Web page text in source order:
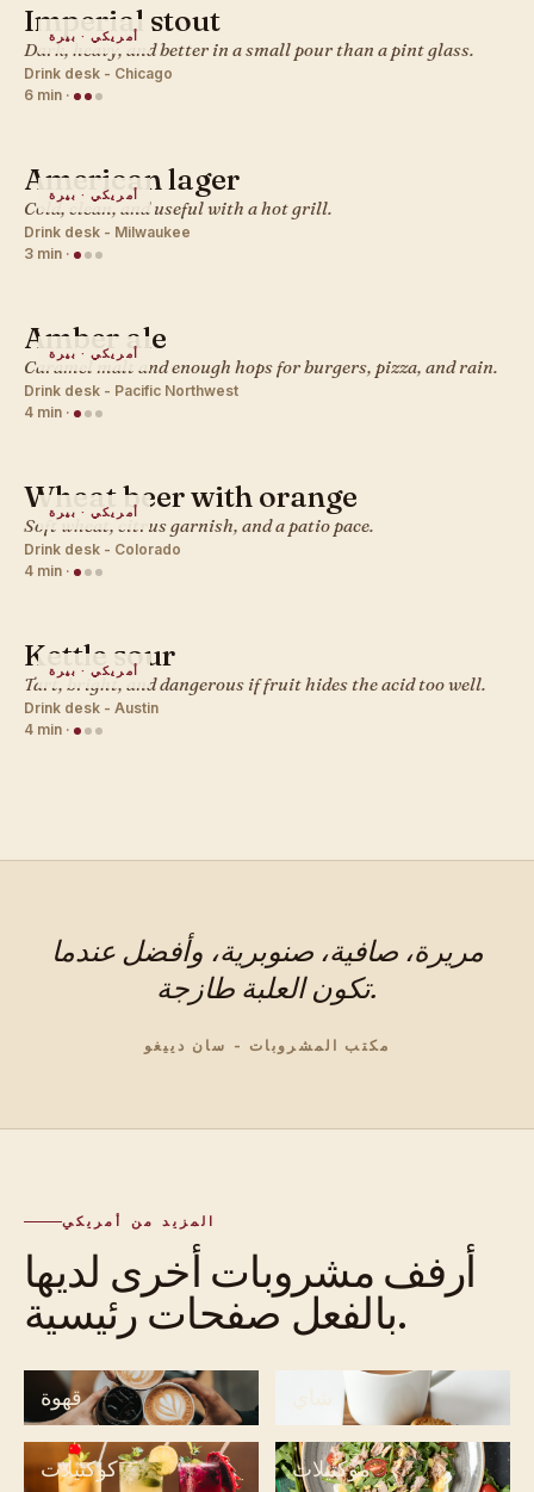
أمريكي · بيرة
Imperial stout
Dark, heavy, and better in a small pour than a pint glass.
Drink desk - Chicago
6 min ·
أمريكي · بيرة
American lager
Cold, clean, and useful with a hot grill.
Drink desk - Milwaukee
3 min ·
أمريكي · بيرة
Amber ale
Caramel malt and enough hops for burgers, pizza, and rain.
Drink desk - Pacific Northwest
4 min ·
أمريكي · بيرة
Wheat beer with orange
Soft wheat, citrus garnish, and a patio pace.
Drink desk - Colorado
4 min ·
أمريكي · بيرة
Kettle sour
Tart, bright, and dangerous if fruit hides the acid too well.
Drink desk - Austin
4 min ·
مريرة، صافية، صنوبرية، وأفضل عندما
تكون العلبة طازجة.
مكتب المشروبات - سان دييغو
المزيد من أمريكي
أرفف مشروبات أخرى لديها
بالفعل صفحات رئيسية.
قهوة
كوكتيلات موكتيلات